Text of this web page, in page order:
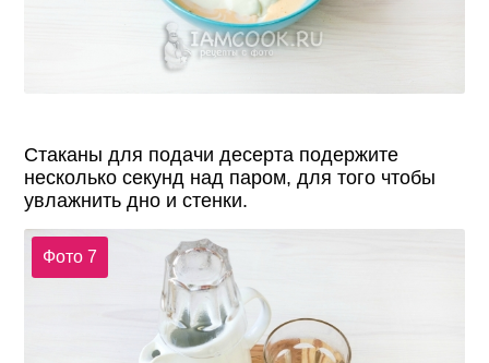
Стаканы для подачи десерта подержите
несколько секунд над паром, для того чтобы
увлажнить дно и стенки.
Фото 7